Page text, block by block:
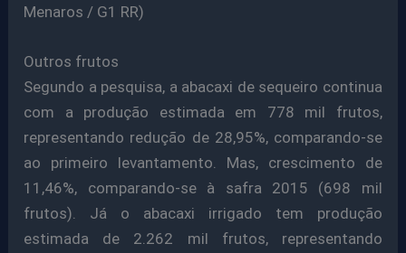
Menaros / G1 RR)
Outros frutos
Segundo a pesquisa, a abacaxi de sequeiro continua
com a produção estimada em 778 mil frutos,
representando redução de 28,95%, comparando-se
ao primeiro levantamento. Mas, crescimento de
11,46%, comparando-se à safra 2015 (698 mil
frutos). Já o abacaxi irrigado tem produção
estimada de 2.262 mil frutos, representando